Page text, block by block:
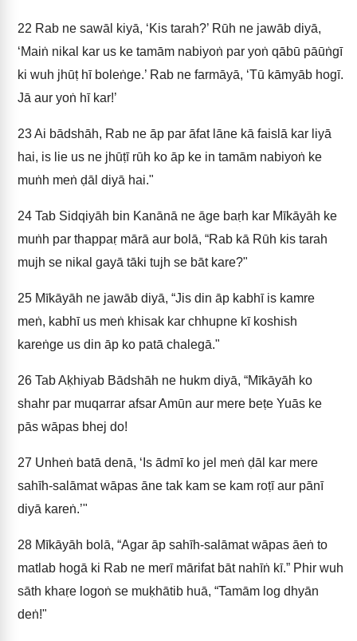
22 Rab ne sawāl kiyā, ‘Kis tarah?’ Rūh ne jawāb diyā,
‘Maiṅ nikal kar us ke tamām nabiyoṅ par yoṅ qābū pāūṅgī
ki wuh jhūṭ hī boleṅge.’ Rab ne farmāyā, ‘Tū kāmyāb hogī.
Jā aur yoṅ hī kar!’
23Ai bādshāh, Rab ne āp par āfat lāne kā faislā kar liyā
hai, is lie us ne jhūṭī rūh ko āp ke in tamām nabiyoṅ ke
muṅh meṅ ḍāl diyā hai."
24 Tab Sidqiyāh bin Kanānā ne āge baṛh kar Mīkāyāh ke
muṅh par thappaṛ mārā aur bolā, “Rab kā Rūh kis tarah
mujh se nikal gayā tāki tujh se bāt kare?"
25 Mīkāyāh ne jawāb diyā, “Jis din āp kabhī is kamre
meṅ, kabhī us meṅ khisak kar chhupne kī koshish
kareṅge us din āp ko patā chalegā."
26 Tab Aḳhiyab Bādshāh ne hukm diyā, “Mīkāyāh ko
shahr par muqarrar afsar Amūn aur mere beṭe Yuās ke
pās wāpas bhej do!
27 Unheṅ batā denā, ‘Is ādmī ko jel meṅ ḍāl kar mere
sahīh-salāmat wāpas āne tak kam se kam roṭī aur pānī
diyā kareṅ.’"
28 Mīkāyāh bolā, “Agar āp sahīh-salāmat wāpas āeṅ to
matlab hogā ki Rab ne merī mārifat bāt nahīṅ kī.” Phir wuh
sāth khaṛe logoṅ se muḳhātib huā, “Tamām log dhyān
deṅ!"